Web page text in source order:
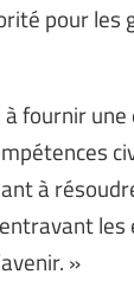
pour
à fournir
à
les
»